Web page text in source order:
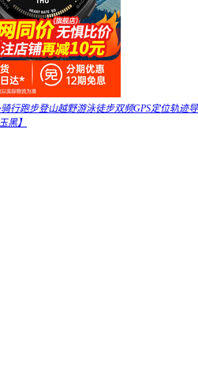
行跑步登山越野游泳徒步双频GPS定位轨迹导
黑】